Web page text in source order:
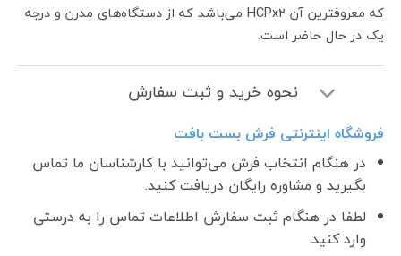
که معروفترین آن HCPx2 می‌باشد که از دستگاه‌های مدرن و درجه
یک در حال حاضر است.
نحوه خرید و ثبت سفارش
فروشگاه اینترنتی فرش بست بافت
در هنگام انتخاب فرش می‌توانید با کارشناسان ما تماس
بگیرید و مشاوره رایگان دریافت کنید.
لطفا در هنگام ثبت سفارش اطلاعات تماس را به درستی
وارد کنید.